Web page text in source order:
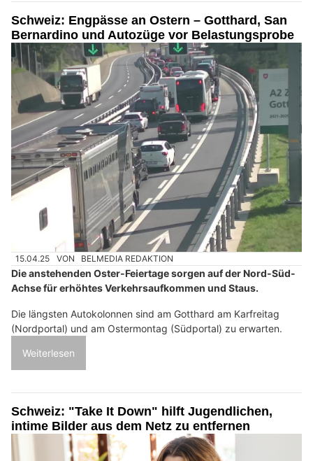
Schweiz: Engpässe an Ostern – Gotthard, San
Bernardino und Autozüge vor Belastungsprobe
15.04.25 VON BELMEDIA REDAKTION
Die anstehenden Oster-Feiertage sorgen auf der Nord-Süd-
Achse für erhöhtes Verkehrsaufkommen und Staus.
Die längsten Autokolonnen sind am Gotthard am Karfreitag
(Nordportal) und am Ostermontag (Südportal) zu erwarten.
Weiterlesen
Schweiz: "Take It Down" hilft Jugendlichen,
intime Bilder aus dem Netz zu entfernen